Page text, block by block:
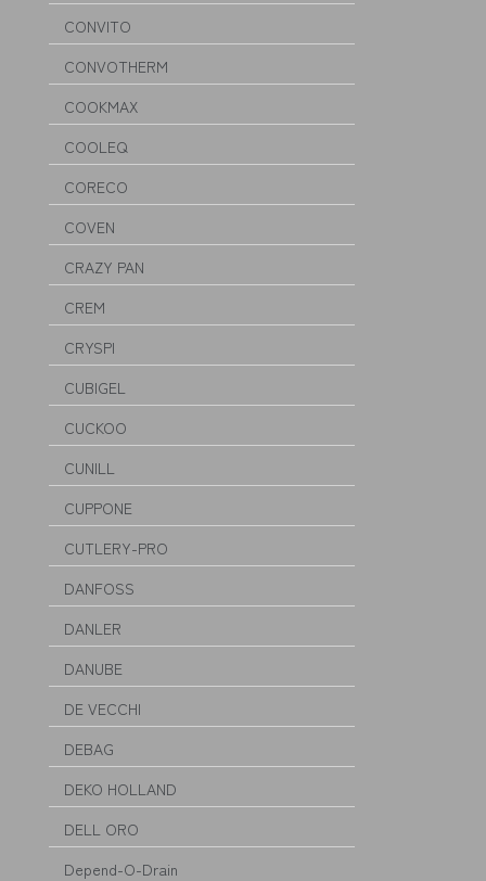
CONVITO
CONVOTHERM
COOKMAX
COOLEQ
CORECO
COVEN
CRAZY PAN
CREM
CRYSPI
CUBIGEL
CUCKOO
CUNILL
CUPPONE
CUTLERY-PRO
DANFOSS
DANLER
DANUBE
DE VECCHI
DEBAG
DEKO HOLLAND
DELL ORO
Depend-O-Drain